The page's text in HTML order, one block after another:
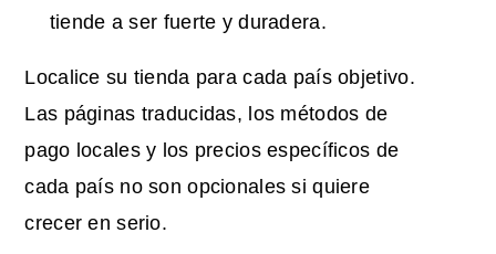
tiende a ser fuerte y duradera.
Localice su tienda para cada país objetivo.
Las páginas traducidas, los métodos de
pago locales y los precios específicos de
cada país no son opcionales si quiere
crecer en serio.